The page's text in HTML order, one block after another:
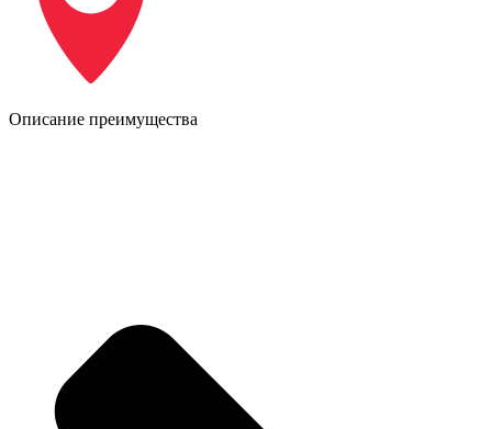
Описание преимущества